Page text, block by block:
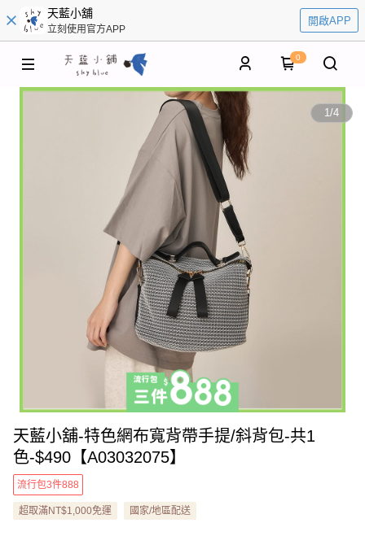
天藍小舖
立刻使用官方APP
開啟APP
0
1/4
天藍小舖-特色網布寬背帶手提/斜背包-共1
色-$490【A03032075】
流行包3件888
超取滿NT$1,000免運 國家/地區配送